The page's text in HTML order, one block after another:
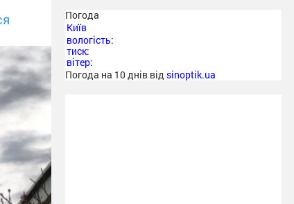
Погода
Київ
вологість:
тиск:
вітер:
Погода на 10 днів від sinoptik.ua